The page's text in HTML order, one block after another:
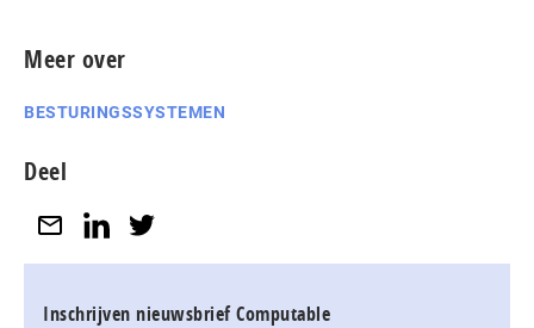
Meer over
BESTURINGSSYSTEMEN
Deel
Inschrijven nieuwsbrief Computable